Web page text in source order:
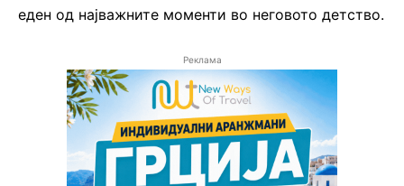
еден од најважните моменти во неговото детство.
Реклама